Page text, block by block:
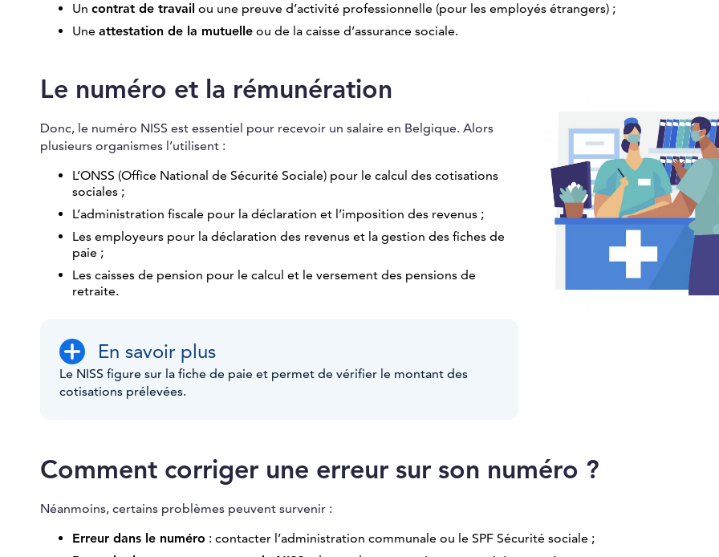
Un contrat de travail ou une preuve d’activité professionnelle (pour les employés étrangers) ;
Une attestation de la mutuelle ou de la caisse d’assurance sociale.
Le numéro et la rémunération
Donc, le numéro NISS est essentiel pour recevoir un salaire en Belgique. Alors
plusieurs organismes l’utilisent :
L’ONSS (Office National de Sécurité Sociale) pour le calcul des cotisations
sociales ;
L’administration fiscale pour la déclaration et l’imposition des revenus ;
Les employeurs pour la déclaration des revenus et la gestion des fiches de
paie ;
Les caisses de pension pour le calcul et le versement des pensions de
retraite.
En savoir plus
Le NISS figure sur la fiche de paie et permet de vérifier le montant des
cotisations prélevées.
Comment corriger une erreur sur son numéro ?
Néanmoins, certains problèmes peuvent survenir :
Erreur dans le numéro : contacter l’administration communale ou le SPF Sécurité sociale ;